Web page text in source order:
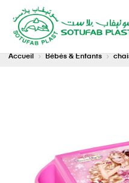
Accueil Bébés & Enfants